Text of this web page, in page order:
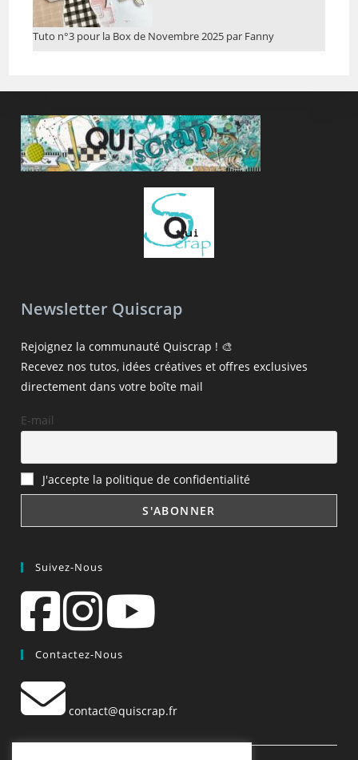
Tuto n°3 pour la Box de Novembre 2025 par Fanny
Newsletter Quiscrap
Rejoignez la communauté Quiscrap ! 🎨
Recevez nos tutos, idées créatives et offres exclusives
directement dans votre boîte mail
E-mail
J'accepte la politique de confidentialité
Suivez-Nous
Contactez-Nous
contact@quiscrap.fr